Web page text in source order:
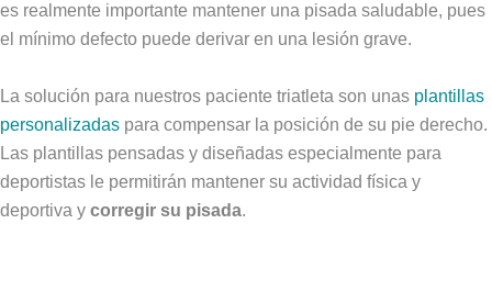
es realmente importante mantener una pisada saludable, pues
el mínimo defecto puede derivar en una lesión grave.
La solución para nuestros paciente triatleta son unas plantillas
personalizadas para compensar la posición de su pie derecho.
Las plantillas pensadas y diseñadas especialmente para
deportistas le permitirán mantener su actividad física y
deportiva y corregir su pisada.